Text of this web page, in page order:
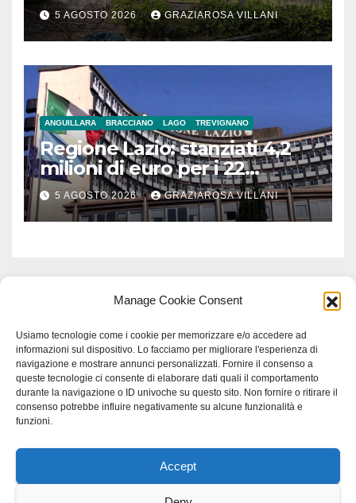
Manage Cookie Consent
Usiamo tecnologie come i cookie per memorizzare e/o accedere ad
informazioni sul dispositivo. Lo facciamo per migliorare l'esperienza di
navigazione e mostrare annunci personalizzati. Fornire il consenso a
queste tecnologie ci consente di elaborare dati quali il comportamento
durante la navigazione o ID univoche su questo sito. Non fornire o ritirare il
consenso potrebbe influire negativamente su alcune funzionalità e
funzioni.
Accept
5 AGOSTO 2026 GRAZIAROSA VILLANI
ANGUILLARA BRACCIANO LAGO TREVIGNANO
Regione Lazio: stanziati 4,2
milioni di euro per i 22
Comuni dell’Etruria
Meridionale
5 AGOSTO 2026 GRAZIAROSA VILLANI
Proudly powered by WordPress|Tema: Newspaperex di